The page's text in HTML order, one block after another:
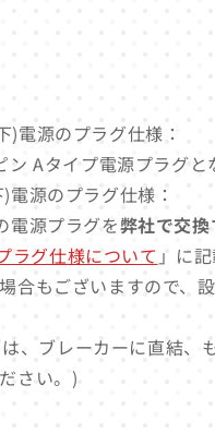
)電源のプラグ仕様：
Aタイプ電源プラグと
電源のプラグ仕様：
電源プラグを弊社で交
ラグ仕様について 」に
合もございますので、
、ブレーカーに直結、
さい。)